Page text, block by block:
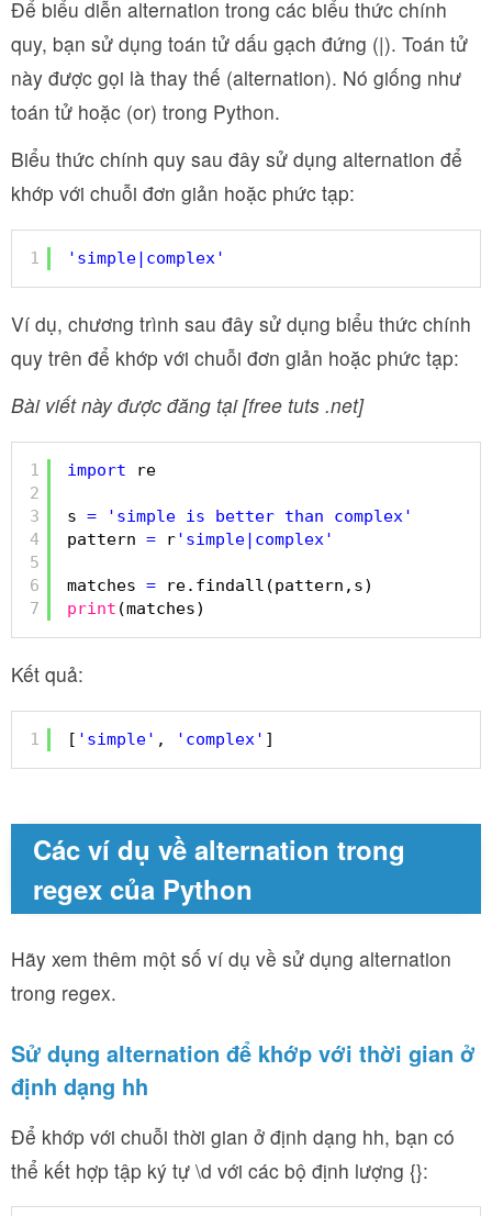
Để biểu diễn alternation trong các biểu thức chính
quy, bạn sử dụng toán tử dấu gạch đứng (|). Toán tử
này được gọi là thay thế (alternation). Nó giống như
toán tử hoặc (or) trong Python.
Biểu thức chính quy sau đây sử dụng alternation để
khớp với chuỗi đơn giản hoặc phức tạp:
1 'simple|complex'
Ví dụ, chương trình sau đây sử dụng biểu thức chính
quy trên để khớp với chuỗi đơn giản hoặc phức tạp:
Bài viết này được đăng tại [free tuts .net]
1
2
3
4
5
6
7
import re
s =
'simple is better than complex'
pattern = r'simple|complex'
matches =
re.findall(pattern,s)
print (matches)
Kết quả:
1 [ 'simple' , 'complex' ]
Các ví dụ về alternation trong
regex của Python
Hãy xem thêm một số ví dụ về sử dụng alternation
trong regex.
Sử dụng alternation để khớp với thời gian ở
định dạng hh
Để khớp với chuỗi thời gian ở định dạng hh, bạn có
thể kết hợp tập ký tự \d với các bộ định lượng {}: